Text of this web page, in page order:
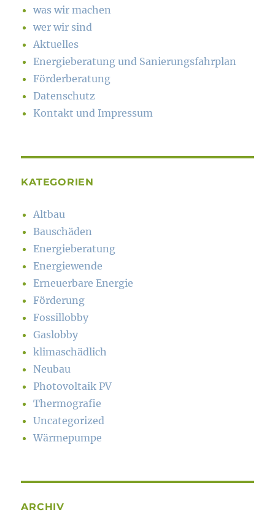
was wir machen
wer wir sind
Aktuelles
Energieberatung und Sanierungsfahrplan
Förderberatung
Datenschutz
Kontakt und Impressum
KATEGORIEN
Altbau
Bauschäden
Energieberatung
Energiewende
Erneuerbare Energie
Förderung
Fossillobby
Gaslobby
klimaschädlich
Neubau
Photovoltaik PV
Thermografie
Uncategorized
Wärmepumpe
ARCHIV